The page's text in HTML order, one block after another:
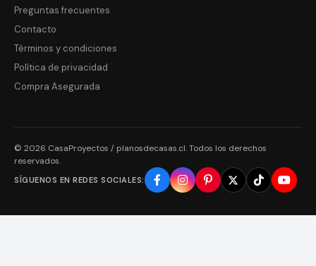
Preguntas frecuentes
Contacto
Términos y condiciones
Política de privacidad
Compra Asegurada
© 2026 CasaProyectos / planosdecasas.cl. Todos los derechos
reservados.
SÍGUENOS EN REDES SOCIALES: